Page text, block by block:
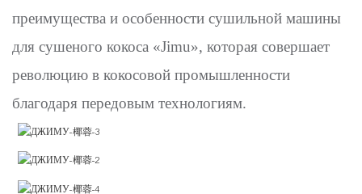
преимущества и особенности сушильной машины
для сушеного кокоса «Jimu», которая совершает
революцию в кокосовой промышленности
благодаря передовым технологиям.